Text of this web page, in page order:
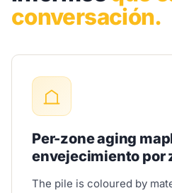
conversación.
Per-zone aging map
envejecimiento por
The pile is coloured by